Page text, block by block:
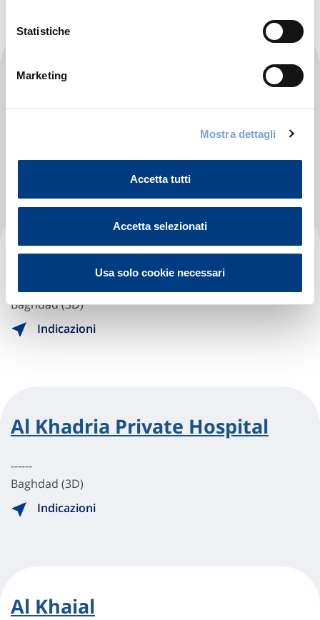
Statistiche
Marketing
Mostra dettagli
Accetta tutti
Accetta selezionati
Usa solo cookie necessari
Al Karch Hospital Group
------
Al Karkh General Hospital
Baghdad (3D)
Indicazioni
Al Khadria Private Hospital
------
Baghdad (3D)
Indicazioni
Al Khaial